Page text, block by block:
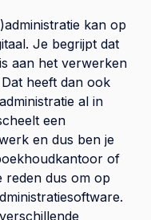
kan op
Je begrijpt dat
aan het verwerken
heeft dan ook
al in
een
en dus ben je
of
reden dus om op